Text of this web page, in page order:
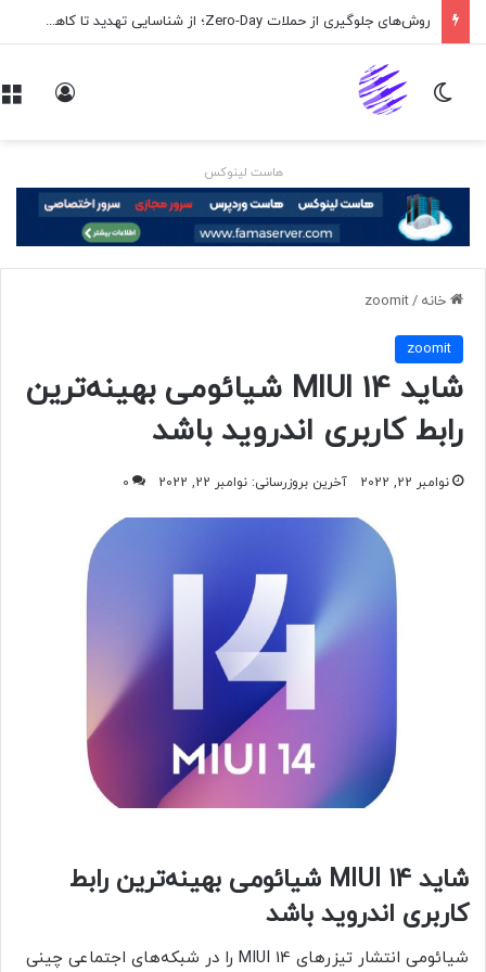
روش‌های جلوگیری از حملات Zero-Day؛ از شناسایی تهدید تا کاهش ریسک
تغییر پوسته
هاست لینوکس
خانه /
zoomit
zoomit
شاید MIUI 14 شیائومی بهینه‌ترین
رابط کاربری اندروید باشد
نوامبر 22, 2022 آخرین بروزرسانی: نوامبر 22, 2022 0
شاید MIUI 14 شیائومی بهینه‌ترین رابط
کاربری اندروید باشد
شیائومی انتشار تیزرهای MIUI 14 را در شبکه‌های اجتماعی چینی